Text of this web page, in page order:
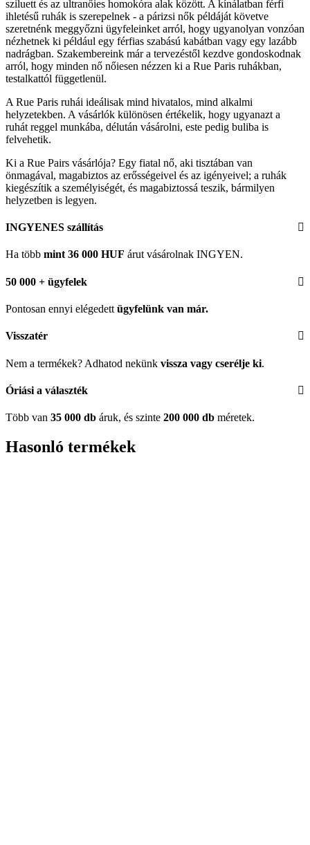
sziluett és az ultranőies homokóra alak között. A kínálatban férfi
ihletésű ruhák is szerepelnek - a párizsi nők példáját követve
szeretnénk meggyőzni ügyfeleinket arról, hogy ugyanolyan vonzóan
nézhetnek ki például egy férfias szabású kabátban vagy egy lazább
nadrágban. Szakembereink már a tervezéstől kezdve gondoskodnak
arról, hogy minden nő nőiesen nézzen ki a Rue Paris ruhákban,
testalkattól függetlenül.
A Rue Paris ruhái ideálisak mind hivatalos, mind alkalmi
helyzetekben. A vásárlók különösen értékelik, hogy ugyanazt a
ruhát reggel munkába, délután vásárolni, este pedig buliba is
felvehetik.
Ki a Rue Pairs vásárlója? Egy fiatal nő, aki tisztában van
önmagával, magabiztos az erősségeivel és az igényeivel; a ruhák
kiegészítik a személyiségét, és magabiztossá teszik, bármilyen
helyzetben is legyen.
INGYENES szállítás
Ha több mint 36 000 HUF árut vásárolnak INGYEN.
50 000 + ügyfelek
Pontosan ennyi elégedett ügyfelünk van már.
Visszatér
Nem a termékek? Adhatod nekünk vissza vagy cserélje ki.
Óriási a választék
Több van 35 000 db áruk, és szinte 200 000 db méretek.
Hasonló termékek